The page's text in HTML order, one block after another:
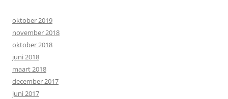
oktober 2019
november 2018
oktober 2018
juni 2018
maart 2018
december 2017
juni 2017